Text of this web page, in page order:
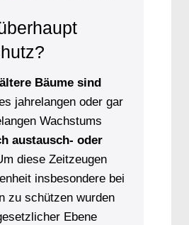
Bäume sind
jahrelangen oder gar
Wachstums
austausch- oder
diese Zeitzeugen
insbesondere bei
zu schützen wurden
Ebene